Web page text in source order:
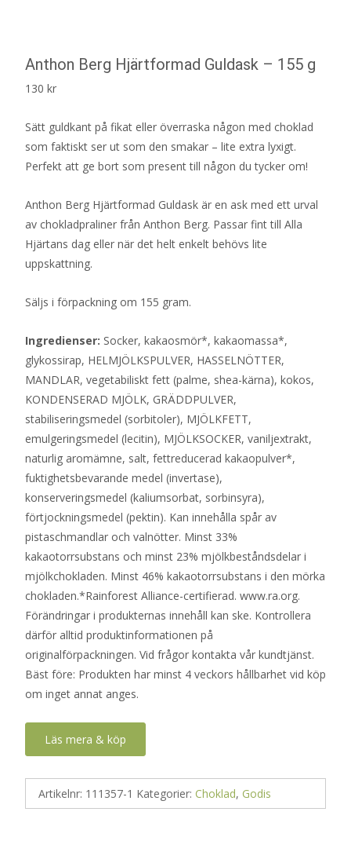
Anthon Berg Hjärtformad Guldask – 155 g
130 kr
Sätt guldkant på fikat eller överraska någon med choklad
som faktiskt ser ut som den smakar – lite extra lyxigt.
Perfekt att ge bort som present till någon du tycker om!
Anthon Berg Hjärtformad Guldask är en ask med ett urval
av chokladpraliner från Anthon Berg. Passar fint till Alla
Hjärtans dag eller när det helt enkelt behövs lite
uppskattning.
Säljs i förpackning om 155 gram.
Ingredienser: Socker, kakaosmör*, kakaomassa*,
glykossirap, HELMJÖLKSPULVER, HASSELNÖTTER,
MANDLAR, vegetabiliskt fett (palme, shea-kärna), kokos,
KONDENSERAD MJÖLK, GRÄDDPULVER,
stabiliseringsmedel (sorbitoler), MJÖLKFETT,
emulgeringsmedel (lecitin), MJÖLKSOCKER, vaniljextrakt,
naturlig aromämne, salt, fettreducerad kakaopulver*,
fuktighetsbevarande medel (invertase),
konserveringsmedel (kaliumsorbat, sorbinsyra),
förtjockningsmedel (pektin). Kan innehålla spår av
pistaschmandlar och valnötter. Minst 33%
kakaotorrsubstans och minst 23% mjölkbeståndsdelar i
mjölkchokladen. Minst 46% kakaotorrsubstans i den mörka
chokladen.*Rainforest Alliance-certifierad. www.ra.org.
Förändringar i produkternas innehåll kan ske. Kontrollera
därför alltid produktinformationen på
originalförpackningen. Vid frågor kontakta vår kundtjänst.
Bäst före: Produkten har minst 4 veckors hållbarhet vid köp
om inget annat anges.
Läs mera & köp
Artikelnr: 111357-1 Kategorier: Choklad, Godis